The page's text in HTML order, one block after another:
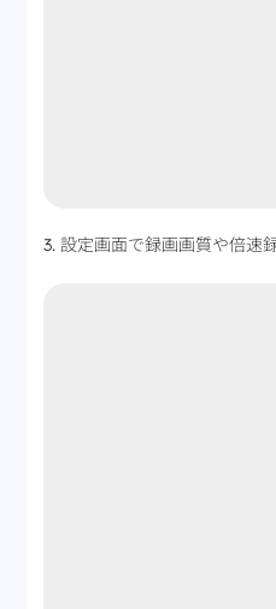
3. 設定画面で録画画質や倍速